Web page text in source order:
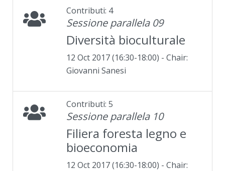
Contributi: 4
Sessione parallela 09
Diversità bioculturale
12 Oct 2017 (16:30-18:00) - Chair:
Giovanni Sanesi
Contributi: 5
Sessione parallela 10
Filiera foresta legno e
bioeconomia
12 Oct 2017 (16:30-18:00) - Chair: